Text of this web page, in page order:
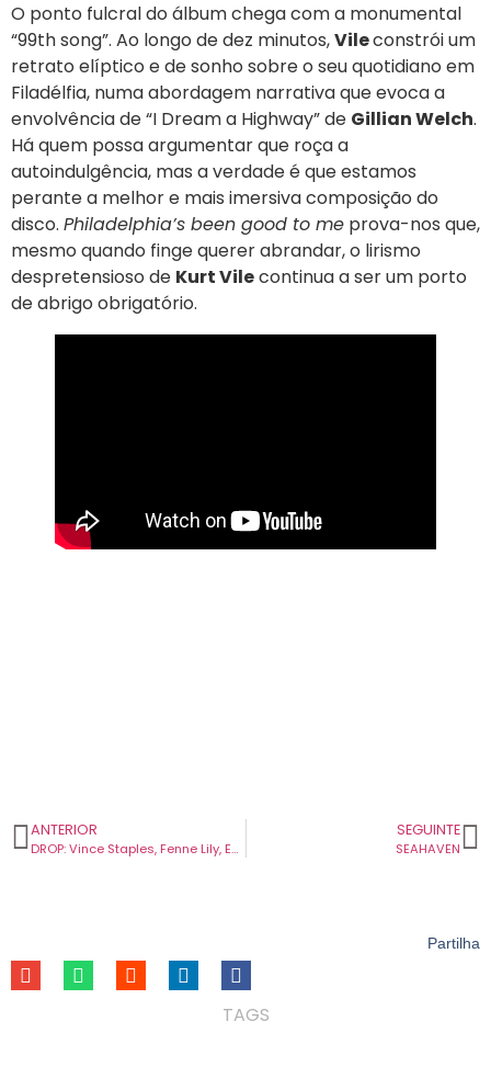
O ponto fulcral do álbum chega com a monumental
“99th song”. Ao longo de dez minutos,Vileconstrói um
retrato elíptico e de sonho sobre o seu quotidiano em
Filadélfia, numa abordagem narrativa que evoca a
envolvência de “I Dream a Highway” de Gillian Welch.
Há quem possa argumentar que roça a
autoindulgência, mas a verdade é que estamos
perante a melhor e mais imersiva composição do
disco. Philadelphia’s been good to me prova-nos que,
mesmo quando finge querer abrandar, o lirismo
despretensioso de Kurt Vilecontinua a ser um porto
de abrigo obrigatório.
ANTERIOR
DROP: Vince Staples, Fenne Lily, Emile Mosseri & Hand Habits e Mykki Blanco com novidades.
SEGUINTE
SEAHAVEN
Partilha
TAGS